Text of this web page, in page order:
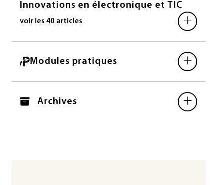
Innovations en électronique et TIC
voir les 40 articles +
Modules pratiques +
Archives +